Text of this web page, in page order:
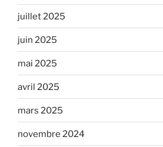
juillet 2025
juin 2025
mai 2025
avril 2025
mars 2025
novembre 2024